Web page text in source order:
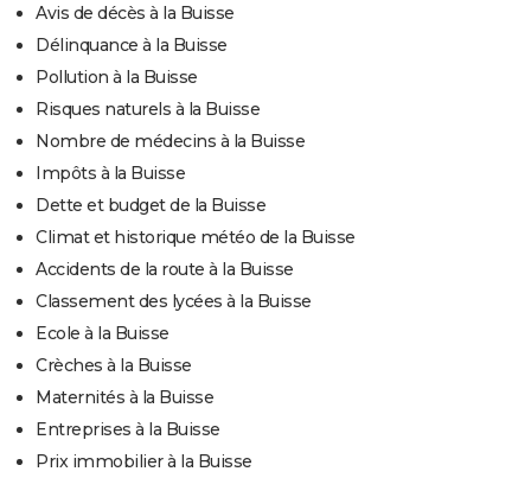
Avis de décès à la Buisse
Délinquance à la Buisse
Pollution à la Buisse
Risques naturels à la Buisse
Nombre de médecins à la Buisse
Impôts à la Buisse
Dette et budget de la Buisse
Climat et historique météo de la Buisse
Accidents de la route à la Buisse
Classement des lycées à la Buisse
Ecole à la Buisse
Crèches à la Buisse
Maternités à la Buisse
Entreprises à la Buisse
Prix immobilier à la Buisse